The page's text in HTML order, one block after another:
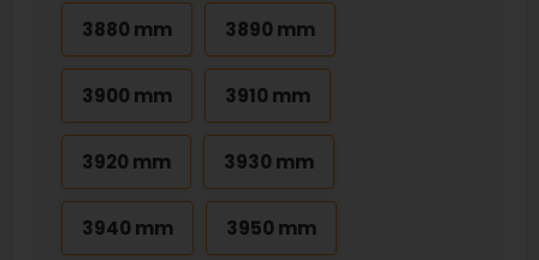
3880 mm 3890 mm
3900 mm 3910 mm
3920 mm 3930 mm
3940 mm 3950 mm